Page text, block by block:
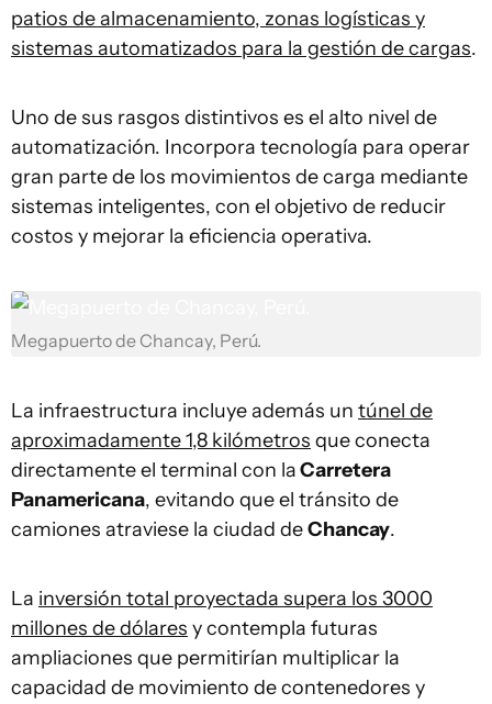
patios de almacenamiento, zonas logísticas y
sistemas automatizados para la gestión de cargas.
Uno de sus rasgos distintivos es el alto nivel de
automatización. Incorpora tecnología para operar
gran parte de los movimientos de carga mediante
sistemas inteligentes, con el objetivo de reducir
costos y mejorar la eficiencia operativa.
Megapuerto de Chancay, Perú.
La infraestructura incluye además un túnel de
aproximadamente 1,8 kilómetros que conecta
directamente el terminal con laCarretera
Panamericana, evitando que el tránsito de
camiones atraviese la ciudad deChancay.
La inversión total proyectada supera los 3000
millones de dólares y contempla futuras
ampliaciones que permitirían multiplicar la
capacidad de movimiento de contenedores y